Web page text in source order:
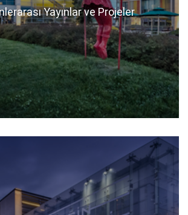
Yayınlar ve Projeler